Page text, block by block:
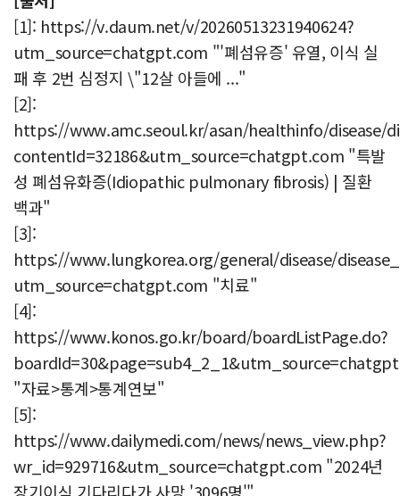
[1]: https://v.daum.net/v/20260513231940624?
utm_source=chatgpt.com "'폐섬유증' 유열, 이식 실
패 후 2번 심정지 \"12살 아들에 ..."
[2]:
https://www.amc.seoul.kr/asan/healthinfo/disease/
contentId=32186&utm_source=chatgpt.com "특발
성 폐섬유화증(Idiopathic pulmonary fibrosis) | 질환
백과"
[3]:
https://www.lungkorea.org/general/disease/
utm_source=chatgpt.com "치료"
[4]:
https://www.konos.go.kr/board/boardListPage.do?
"자료>통계>통계연보"
[5]:
https://www.dailymedi.com/news/news_view.php?
wr_id=929716&utm_source=chatgpt.com "2024년
장기이식 기다리다가 사망 '3096명'"